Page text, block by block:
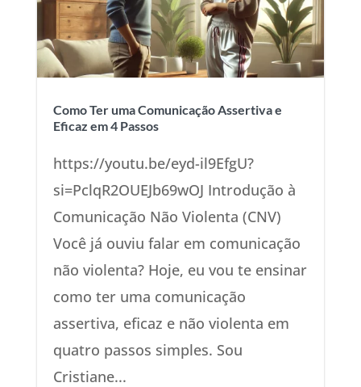
Como Ter uma Comunicação Assertiva e
Eficaz em 4 Passos
https://youtu.be/eyd-il9EfgU?
si=PclqR2OUEJb69wOJ Introdução à
Comunicação Não Violenta (CNV)
Você já ouviu falar em comunicação
não violenta? Hoje, eu vou te ensinar
como ter uma comunicação
assertiva, eficaz e não violenta em
quatro passos simples. Sou
Cristiane...